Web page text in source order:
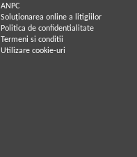
ANPC
Soluționarea online a litigiilor
Politica de confidentialitate
Termeni si conditii
Utilizare cookie-uri